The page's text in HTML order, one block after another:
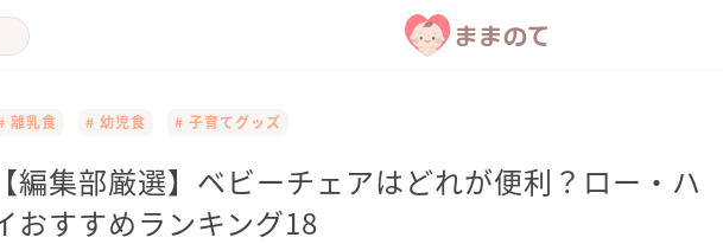
離乳食 # 幼児食 # 子育てグッズ
【編集部厳選】ベビーチェアはどれが便利？ロー・ハ
おすすめランキング18